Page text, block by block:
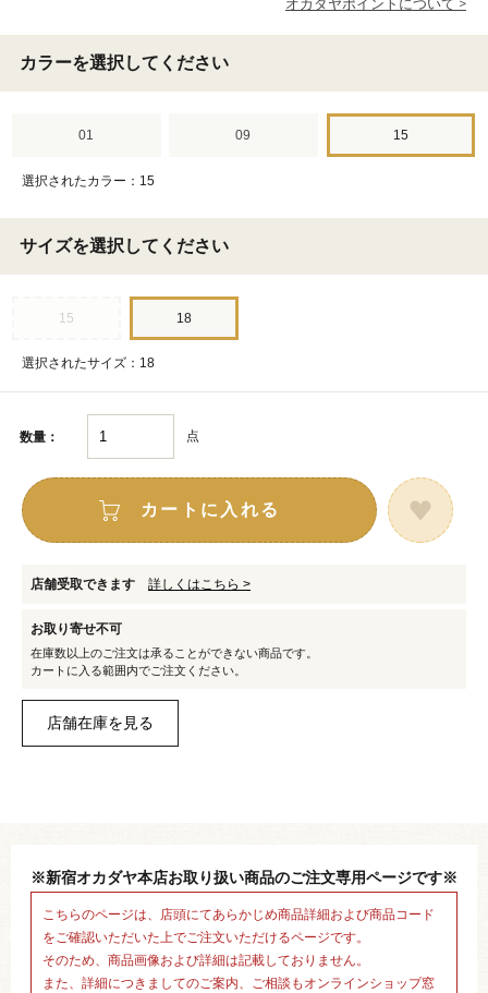
カラーを選択してください
01 09 15
選択されたカラー：15
サイズを選択してください
15 18
選択されたサイズ：18
数量： 点
カートに入れる
店舗受取できます 詳しくはこちら >
お取り寄せ不可
在庫数以上のご注文は承ることができない商品です。
カートに入る範囲内でご注文ください。
※新宿オカダヤ本店お取り扱い商品のご注文専用ページです※
こちらのページは、店頭にてあらかじめ商品詳細および商品コード
をご確認いただいた上でご注文いただけるページです。
そのため、商品画像および詳細は記載しておりません。
また、詳細につきましてのご案内、ご相談もオンラインショップ窓